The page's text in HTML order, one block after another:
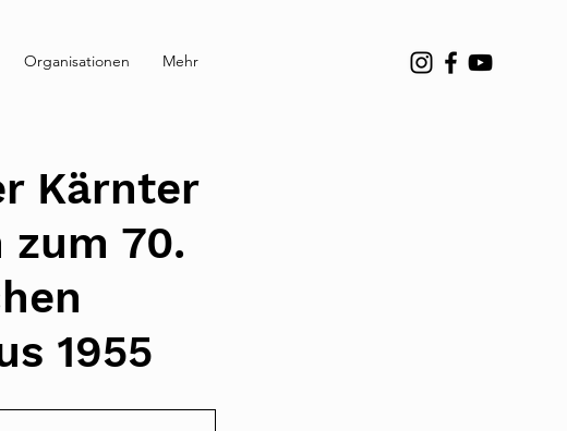
Organisationen Mehr
Kärnter
70.
1955